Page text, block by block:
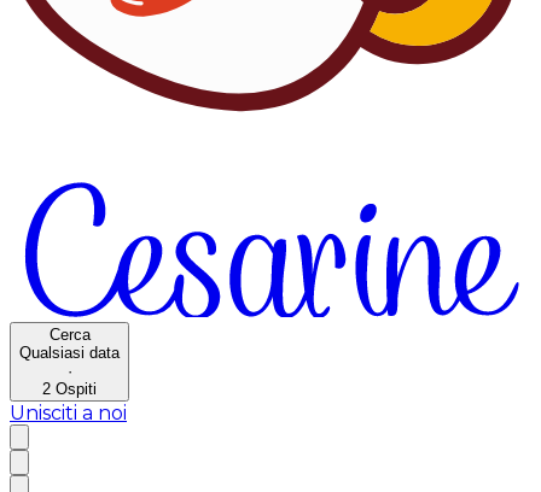
Cerca
Qualsiasi data
·
2 Ospiti
Unisciti a noi